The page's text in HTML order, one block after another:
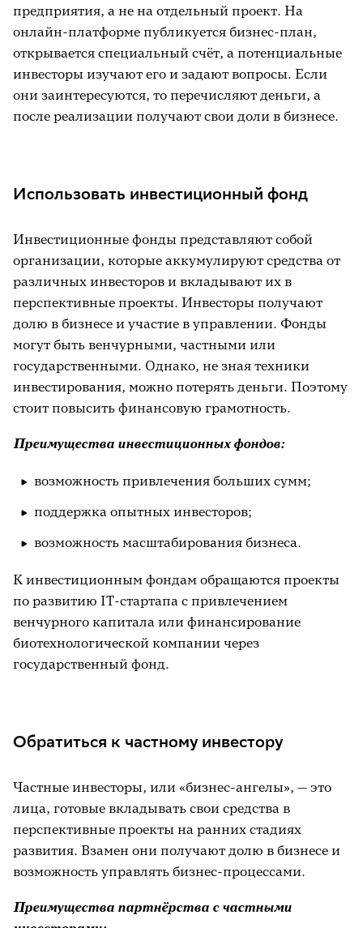
предприятия, а не на отдельный проект. На
онлайн-платформе публикуется бизнес-план,
открывается специальный счёт, а потенциальные
инвесторы изучают его и задают вопросы. Если
они заинтересуются, то перечисляют деньги, а
после реализации получают свои доли в бизнесе.
Использовать инвестиционный фонд
Инвестиционные фонды представляют собой
организации, которые аккумулируют средства от
различных инвесторов и вкладывают их в
перспективные проекты. Инвесторы получают
долю в бизнесе и участие в управлении. Фонды
могут быть венчурными, частными или
государственными. Однако, не зная техники
инвестирования, можно потерять деньги. Поэтому
стоит повысить финансовую грамотность.
Преимущества инвестиционных фондов:
возможность привлечения больших сумм;
поддержка опытных инвесторов;
возможность масштабирования бизнеса.
К инвестиционным фондам обращаются проекты
по развитию IT-стартапа с привлечением
венчурного капитала или финансирование
биотехнологической компании через
государственный фонд.
Обратиться к частному инвестору
Частные инвесторы, или «бизнес-ангелы», — это
лица, готовые вкладывать свои средства в
перспективные проекты на ранних стадиях
развития. Взамен они получают долю в бизнесе и
возможность управлять бизнес-процессами.
Преимущества партнёрства с частными